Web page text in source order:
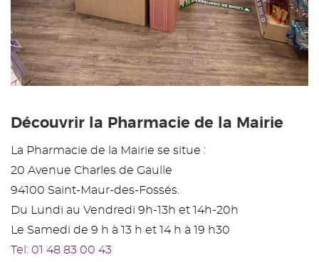
Découvrir la Pharmacie de la Mairie
La Pharmacie de la Mairie se situe :
20 Avenue Charles de Gaulle
94100 Saint-Maur-des-Fossés.
Du Lundi au Vendredi 9h-13h et 14h-20h
Le Samedi de 9 h à 13 h et 14 h à 19 h30
Tel: 01 48 83 00 43